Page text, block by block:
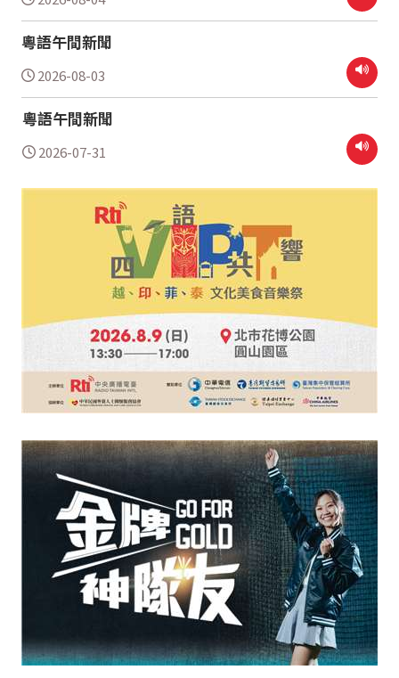
粵語午間新聞
2026-08-03
粵語午間新聞
2026-07-31